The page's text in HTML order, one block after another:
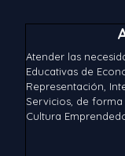
Atender las
Educativas de
Representación,
Servicios, de
Cultura